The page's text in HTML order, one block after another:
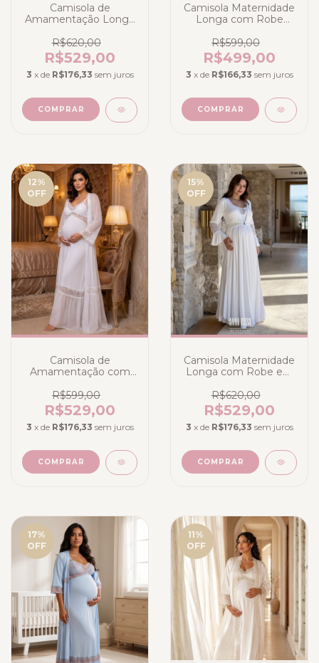
Camisola de
Amamentação Longa
de Poliamida - Preta
R$620,00
R$529,00
3 x de R$176,33 sem juros
COMPRAR
Camisola Maternidade
Longa com Robe
Liganete Poliamida
R$599,00
R$499,00
3 x de R$166,33 sem juros
COMPRAR
12%
OFF
Camisola de
Amamentação com
Maternidade na
Liganete de Poliamida
e tule com babado -
Branco
R$599,00
R$529,00
3 x de R$176,33 sem juros
COMPRAR
15%
OFF
Camisola Maternidade
Longa com Robe em
Branco
R$620,00
R$529,00
3 x de R$176,33 sem juros
COMPRAR
17%
OFF
11%
OFF